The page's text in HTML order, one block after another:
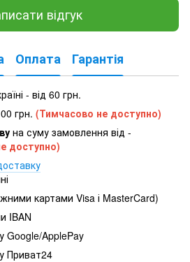
відгук
Оплата Гарантія
- від 60 грн.
грн. (Тимчасово не доступно)
на суму замовлення від -
доступно)
картами Visa і MasterCard)
IBAN
Google/ApplePay
Приват24